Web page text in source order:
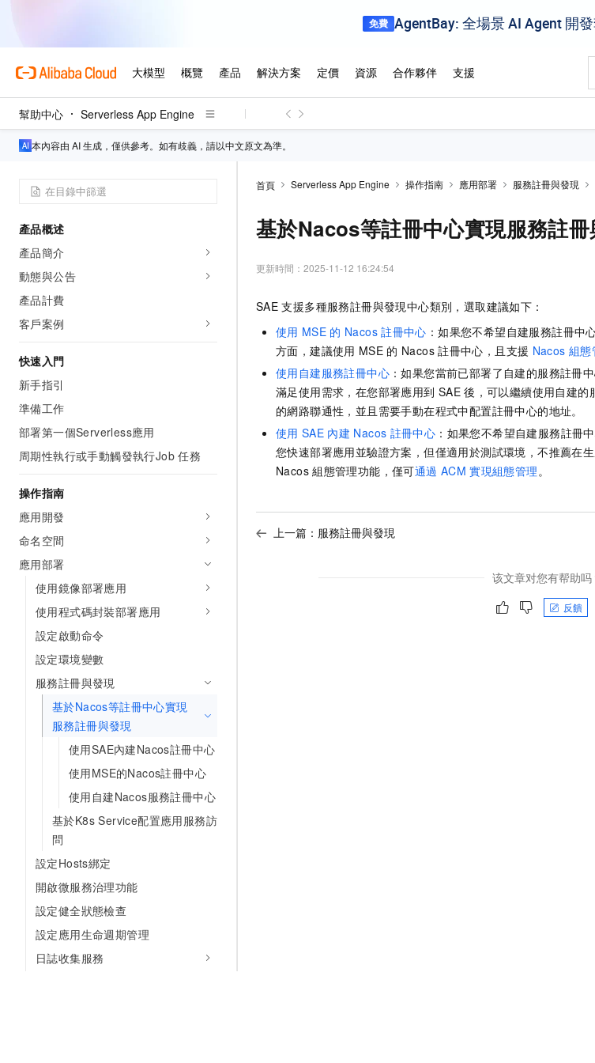
幫助中心 Serverless App Engine
本內容由 AI 生成，僅供參考。如有歧義，請以中文原文為準。
產品概述
產品簡介
動態與公告
產品計費
客戶案例
快速入門
新手指引
準備工作
部署第一個Serverless應用
周期性執行或手動觸發執行Job 任務
操作指南
應用開發
命名空間
應用部署
使用鏡像部署應用
使用程式碼封裝部署應用
設定啟動命令
設定環境變數
服務註冊與發現
基於Nacos等註冊中心實現
服務註冊與發現
使用SAE內建Nacos註冊中心
使用MSE的Nacos註冊中心
使用自建Nacos服務註冊中心
基於K8s Service配置應用服務訪
問
設定Hosts綁定
開啟微服務治理功能
設定健全狀態檢查
設定應用生命週期管理
日誌收集服務
首頁 Serverless App Engine 操作指南 應用部署 服務註冊與發現
基於Nacos等註冊中心實現服務註
更新時間： 2025-11-12 16:24:54
SAE 支援多種服務註冊與發現中心類別，選取建議如下：
使用 MSE 的 Nacos 註冊中心 ：如果您不希望自建服務註冊
方面，建議使用 MSE 的 Nacos 註冊中心，且支援 Nacos 組態
使用自建服務註冊中心 ：如果您當前已部署了自建的服務註冊
滿足使用需求，在您部署應用到 SAE 後，可以繼續使用自建的
的網路聯通性，並且需要手動在程式中配置註冊中心的地址。
使用 SAE 內建 Nacos 註冊中心 ：如果您不希望自建服務註冊
您快速部署應用並驗證方案，但僅適用於測試環境，不推薦在
Nacos 組態管理功能，僅可通過 ACM 實現組態管理。
上一篇： 服務註冊與發現
该文章对您有帮助吗
反饋